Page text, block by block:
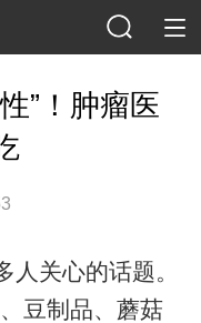
”！肿瘤医
关心的话题。
豆制品、蘑菇